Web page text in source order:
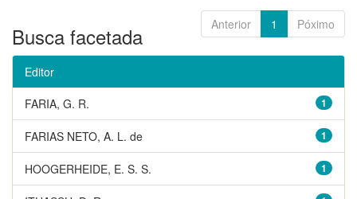
Anterior 1 Póximo
Busca facetada
Editor
1
FARIA, G. R.
1
FARIAS NETO, A. L. de
1
HOOGERHEIDE, E. S. S.